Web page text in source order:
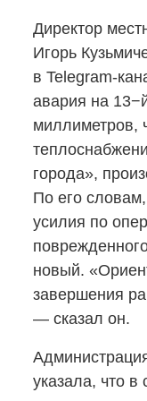
Директор
Игорь
в Telegram-
авария на
миллиметров,
города»,
По его
усилия по
новый.
завершения
— сказал он.
указала, что в